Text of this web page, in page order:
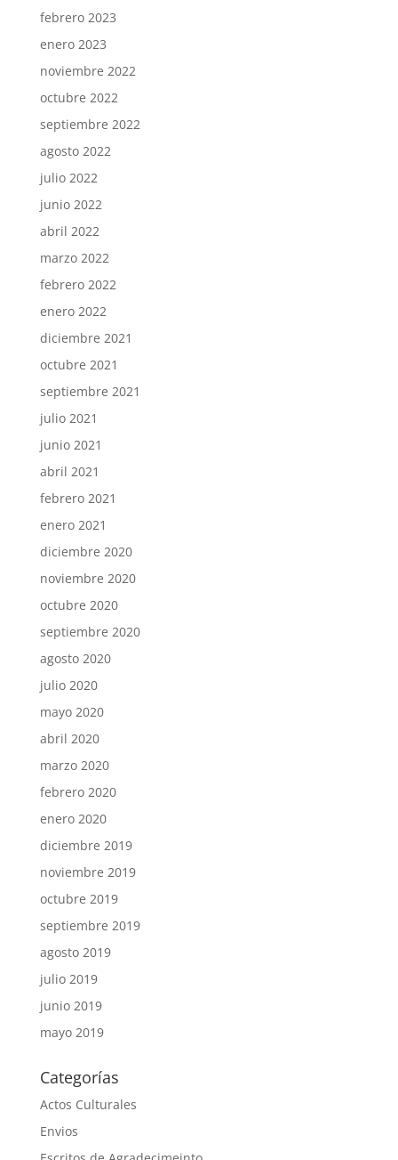
febrero 2023
enero 2023
noviembre 2022
octubre 2022
septiembre 2022
agosto 2022
julio 2022
junio 2022
abril 2022
marzo 2022
febrero 2022
enero 2022
diciembre 2021
octubre 2021
septiembre 2021
julio 2021
junio 2021
abril 2021
febrero 2021
enero 2021
diciembre 2020
noviembre 2020
octubre 2020
septiembre 2020
agosto 2020
julio 2020
mayo 2020
abril 2020
marzo 2020
febrero 2020
enero 2020
diciembre 2019
noviembre 2019
octubre 2019
septiembre 2019
agosto 2019
julio 2019
junio 2019
mayo 2019
Categorías
Actos Culturales
Envios